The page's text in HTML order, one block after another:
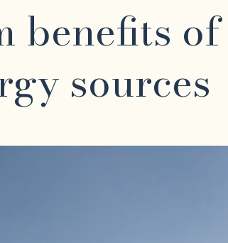
benefits of
sources